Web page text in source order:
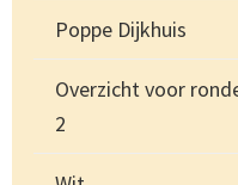
Poppe Dijkhuis
Overzicht voor
2